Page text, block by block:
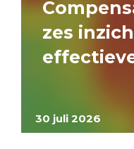
30 juli 2026
zes